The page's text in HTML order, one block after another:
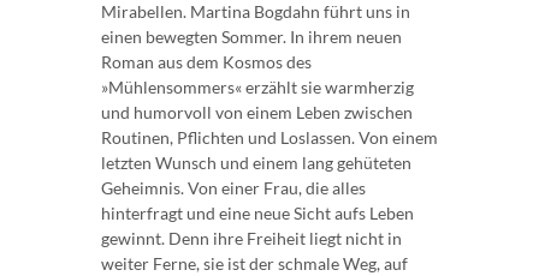
Mirabellen. Martina Bogdahn führt uns in
einen bewegten Sommer. In ihrem neuen
Roman aus dem Kosmos des
»Mühlensommers« erzählt sie warmherzig
und humorvoll von einem Leben zwischen
Routinen, Pflichten und Loslassen. Von einem
letzten Wunsch und einem lang gehüteten
Geheimnis. Von einer Frau, die alles
hinterfragt und eine neue Sicht aufs Leben
gewinnt. Denn ihre Freiheit liegt nicht in
weiter Ferne, sie ist der schmale Weg, auf